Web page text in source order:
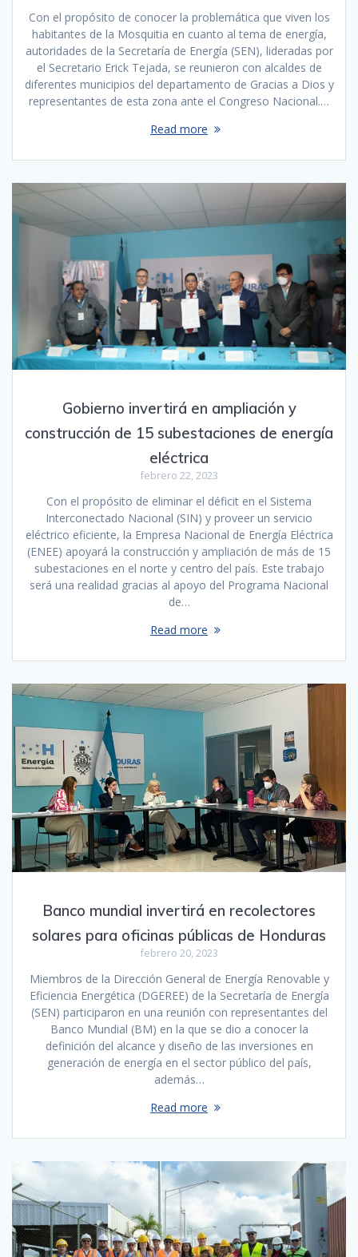
Con el propósito de conocer la problemática que viven los
habitantes de la Mosquitia en cuanto al tema de energía,
autoridades de la Secretaría de Energía (SEN), lideradas por
el Secretario Erick Tejada, se reunieron con alcaldes de
diferentes municipios del departamento de Gracias a Dios y
representantes de esta zona ante el Congreso Nacional.…
Read more
Gobierno invertirá en ampliación y
construcción de 15 subestaciones de energía
eléctrica
febrero 22, 2023
Con el propósito de eliminar el déficit en el Sistema
Interconectado Nacional (SIN) y proveer un servicio
eléctrico eficiente, la Empresa Nacional de Energía Eléctrica
(ENEE) apoyará la construcción y ampliación de más de 15
subestaciones en el norte y centro del país. Este trabajo
será una realidad gracias al apoyo del Programa Nacional
de…
Read more
Banco mundial invertirá en recolectores
solares para oficinas públicas de Honduras
febrero 20, 2023
Miembros de la Dirección General de Energía Renovable y
Eficiencia Energética (DGEREE) de la Secretaría de Energía
(SEN) participaron en una reunión con representantes del
Banco Mundial (BM) en la que se dio a conocer la
definición del alcance y diseño de las inversiones en
generación de energía en el sector público del país,
además…
Read more